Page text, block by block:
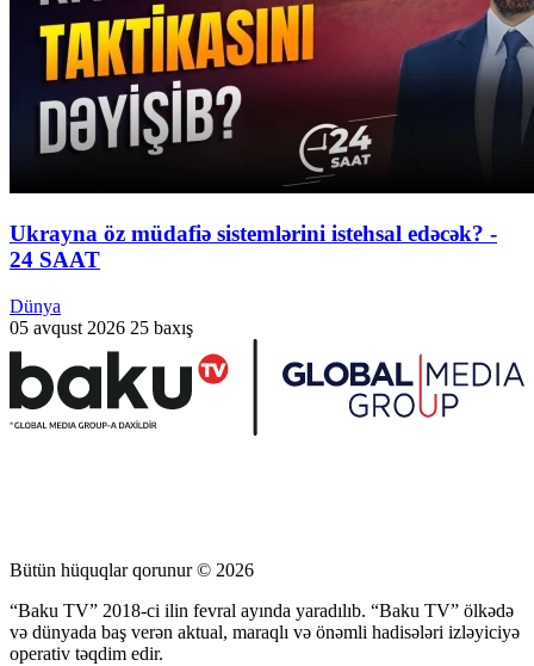
Ukrayna öz müdafiə sistemlərini istehsal edəcək? -
24 SAAT
Dünya
05 avqust 2026 25 baxış
Bütün hüquqlar qorunur © 2026
“Baku TV” 2018-ci ilin fevral ayında yaradılıb. “Baku TV” ölkədə
və dünyada baş verən aktual, maraqlı və önəmli hadisələri izləyiciyə
operativ təqdim edir.